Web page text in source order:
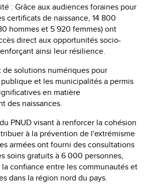
: Grâce aux audiences foraines pour
certificats de naissance, 14 800
hommes et 5 920 femmes) ont
direct aux opportunités socio-
ainsi leur résilience.
solutions numériques pour
et les municipalités a permis
en matière
des naissances.
PNUD visant à renforcer la cohésion
à la prévention de l'extrémisme
armées ont fourni des consultations
soins gratuits à 6 000 personnes,
confiance entre les communautés et
dans la région nord du pays.